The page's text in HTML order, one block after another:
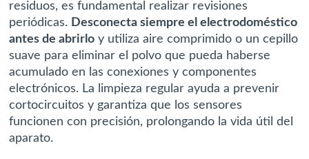
residuos, es fundamental realizar revisiones
periódicas. Desconecta siempre el electrodoméstico
antes de abrirlo y utiliza aire comprimido o un cepillo
suave para eliminar el polvo que pueda haberse
acumulado en las conexiones y componentes
electrónicos. La limpieza regular ayuda a prevenir
cortocircuitos y garantiza que los sensores
funcionen con precisión, prolongando la vida útil del
aparato.